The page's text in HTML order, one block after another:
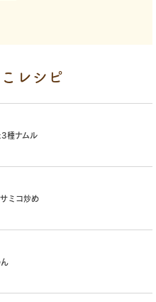
レシピ
3種ナムル
ミコ炒め